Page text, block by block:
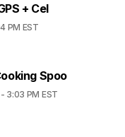
+ Cel
PM EST
Spoo
3:03 PM EST